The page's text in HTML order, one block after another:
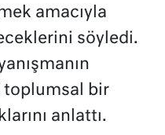
amacıyla
söyledi.
toplumsal bir
anlattı.